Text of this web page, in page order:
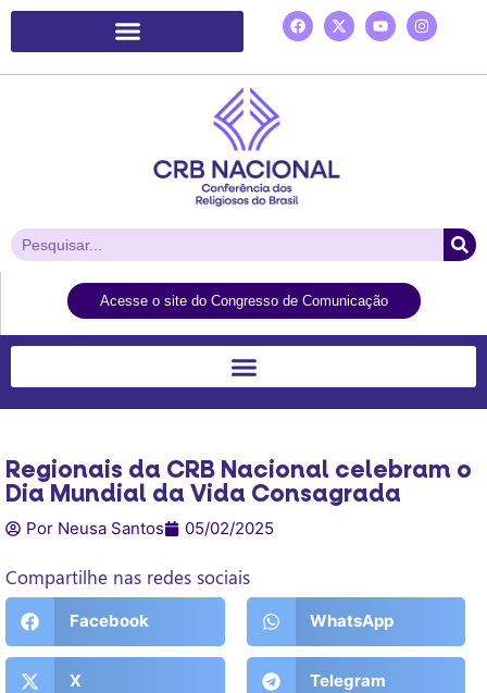
Acesse o site do Congresso de Comunicação
Regionais da CRB Nacional celebram o
Dia Mundial da Vida Consagrada
Por Neusa Santos 05/02/2025
Compartilhe nas redes sociais
Facebook WhatsApp
X Telegram